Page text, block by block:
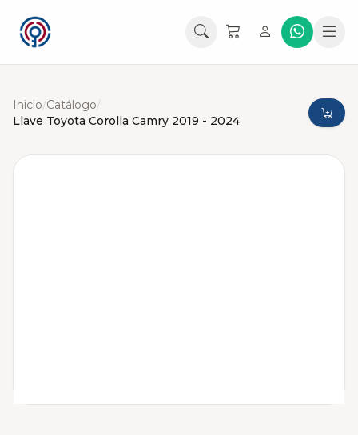
Inicio/Catálogo/
Llave Toyota Corolla Camry 2019 - 2024